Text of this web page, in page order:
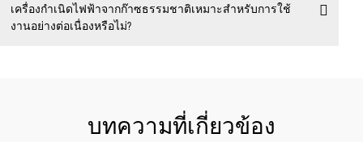
เครื่องกำเนิดไฟฟ้าจากก๊าซธรรมชาติเหมาะสำหรับการใช้
งานอย่างต่อเนื่องหรือไม่?
บทความที่เกี่ยวข้อง